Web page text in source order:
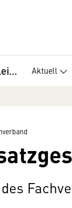
Finanzdienstleister, Fachverband Aktuell